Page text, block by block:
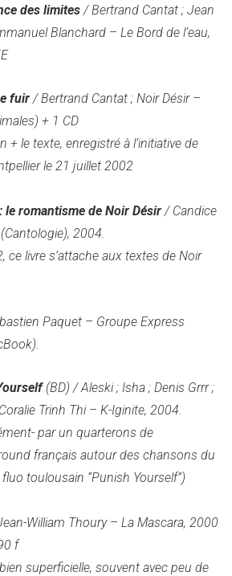
des limites / Bertrand Cantat ; Jean
Blanchard – Le Bord de l’eau,
fuir / Bertrand Cantat ; Noir Désir –
+ 1 CD
+ le texte, enregistré à l’initiative de
le 21 juillet 2002
le romantisme de Noir Désir / Candice
2004.
ce livre s’attache aux textes de Noir
Paquet – Groupe Express
(BD) / Aleski ; Isha ; Denis Grrr ;
Trinh Thi – K-Iginite, 2004.
par un quarterons de
français autour des chansons du
toulousain “Punish Yourself”)
William Thoury – La Mascara, 2000
f
superficielle, souvent avec peu de